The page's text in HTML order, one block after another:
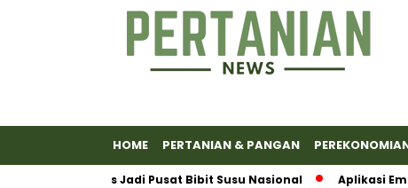
HOME PERTANIAN & PANGAN
Jadi Pusat Bibit Susu Nasional Aplikasi Emas